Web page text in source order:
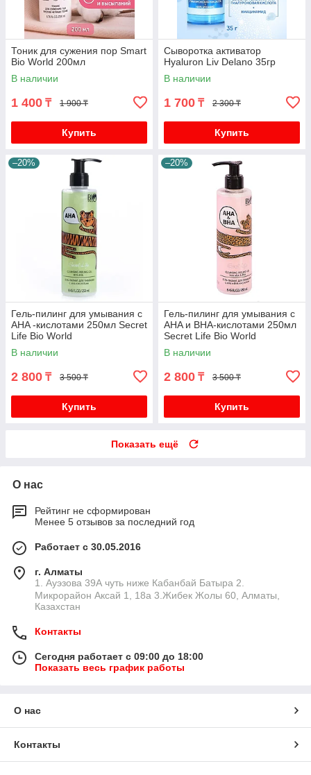
Тоник для сужения пор Smart
Bio World 200мл
В наличии
1 400 ₸ 1 900 ₸
Купить
Сыворотка активатор
Hyaluron Liv Delano 35гр
В наличии
1 700 ₸ 2 300 ₸
Купить
–20%
Гель-пилинг для умывания с
AHA -кислотами 250мл Secret
Life Bio World
В наличии
2 800 ₸ 3 500 ₸
Купить
–20%
Гель-пилинг для умывания с
AHA и BHA-кислотами 250мл
Secret Life Bio World
В наличии
2 800 ₸ 3 500 ₸
Купить
Показать ещё
О нас
Рейтинг не сформирован
Менее 5 отзывов за последний год
Работает с 30.05.2016
г. Алматы
1. Ауэзова 39А чуть ниже Кабанбай Батыра ㅤㅤㅤㅤㅤㅤㅤㅤㅤㅤㅤㅤㅤㅤ2. ​
Микрорайон Аксай 1, 18а 3.Жибек Жолы 60, Алматы,
Казахстан
Контакты
Сегодня работает с 09:00 до 18:00
Показать весь график работы
О нас
Контакты